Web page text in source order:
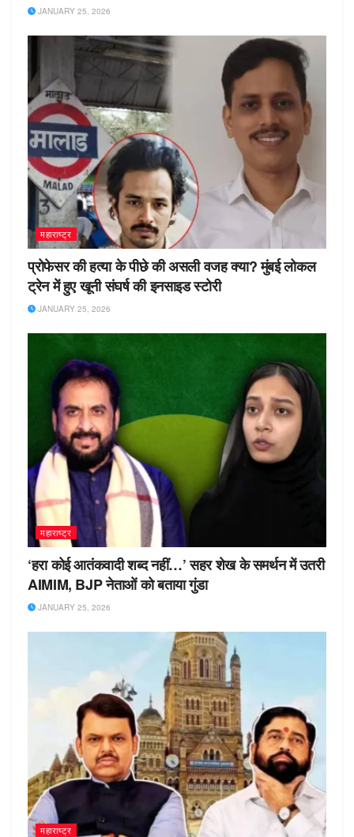
JANUARY 25, 2026
महाराष्ट्र
प्रोफेसर की हत्या के पीछे की असली वजह क्या? मुंबई लोकल
ट्रेन में हुए खूनी संघर्ष की इनसाइड स्टोरी
JANUARY 25, 2026
महाराष्ट्र
‘हरा कोई आतंकवादी शब्द नहीं…’ सहर शेख के समर्थन में उतरी
AIMIM, BJP नेताओं को बताया गुंडा
JANUARY 25, 2026
महाराष्ट्र